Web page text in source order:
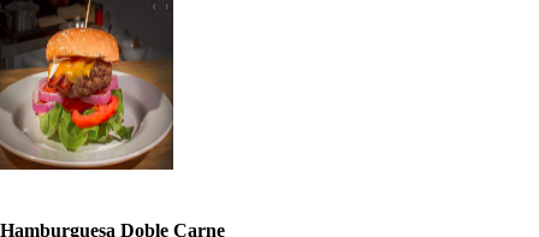
Hamburguesa Doble Carne